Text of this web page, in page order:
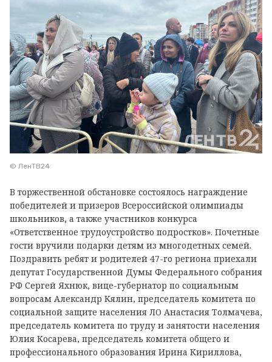
© ЛенТВ24
В торжественной обстановке состоялось награждение
победителей и призеров Всероссийской олимпиады
школьников, а также участников конкурса
«Ответственное трудоустройство подростков». Почетные
гости вручили подарки детям из многодетных семей.
Поздравить ребят и родителей 47-го региона приехали
депутат Государственной Думы Федерального собрания
РФ Сергей Яхнюк, вице-губернатор по социальным
вопросам Александр Кялин, председатель комитета по
социальной защите населения ЛО Анастасия Толмачева,
председатель комитета по труду и занятости населения
Юлия Косарева, председатель комитета общего и
профессионального образования Ирина Кириллова,